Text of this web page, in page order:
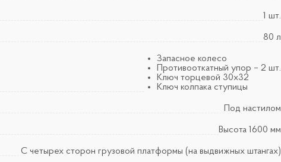
1 шт.
80 л
Запасное колесо
Противооткатный упор – 2 шт.
Ключ торцевой 30х32
Ключ колпака ступицы
Под настилом
Высота 1600 мм
С четырех сторон грузовой платформы (на выдвижных штангах)